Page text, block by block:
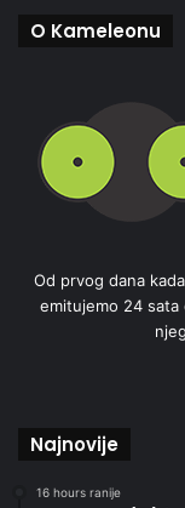
O Kameleonu
Od prvog dana
emitujemo 24 sata
Najnovije
16 hours ranije